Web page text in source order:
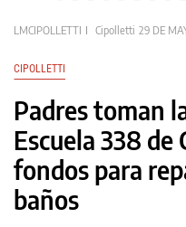
LMCIPOLLETTI Cipolletti 29 DE
CIPOLLETTI
Padres toman
Escuela 338
fondos para
baños